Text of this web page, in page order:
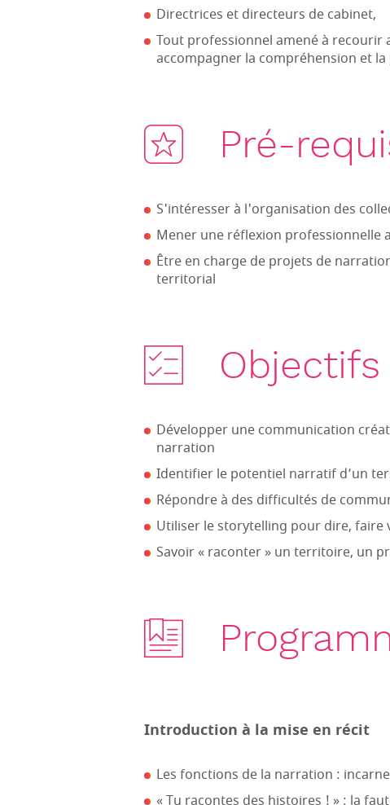
Directrices et directeurs de cabinet,
Tout professionnel amené à
accompagner la compréhension et
Pré-
S'intéresser à l'organisation des
Mener une réflexion
Être en charge de projets de
territorial
Objectifs
Développer une communication
narration
Identifier le potentiel narratif d’un
Répondre à des difficultés de
Utiliser le storytelling pour dire,
Savoir « raconter » un territoire, un
Introduction à la mise en récit
Les fonctions de la narration :
« Tu racontes des histoires ! » : la